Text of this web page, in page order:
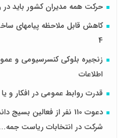
حرکت همه مدیران کشور باید
4
زنجیره بلوکی کنسرسیومی و
اطلاعات
قدرت روابط عمومی در افکار و یا
دعوت 110 نفر از فعالین
شرکت در انتخابات ریاست جمه...